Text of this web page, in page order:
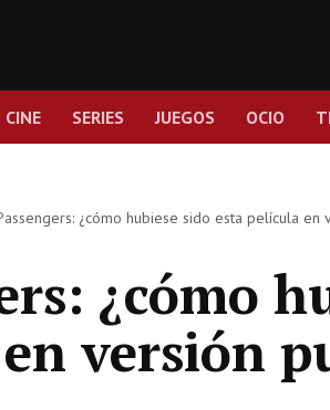
CINE SERIES JUEGOS OCIO
¿cómo hubiese sido esta película en
¿cómo
versión